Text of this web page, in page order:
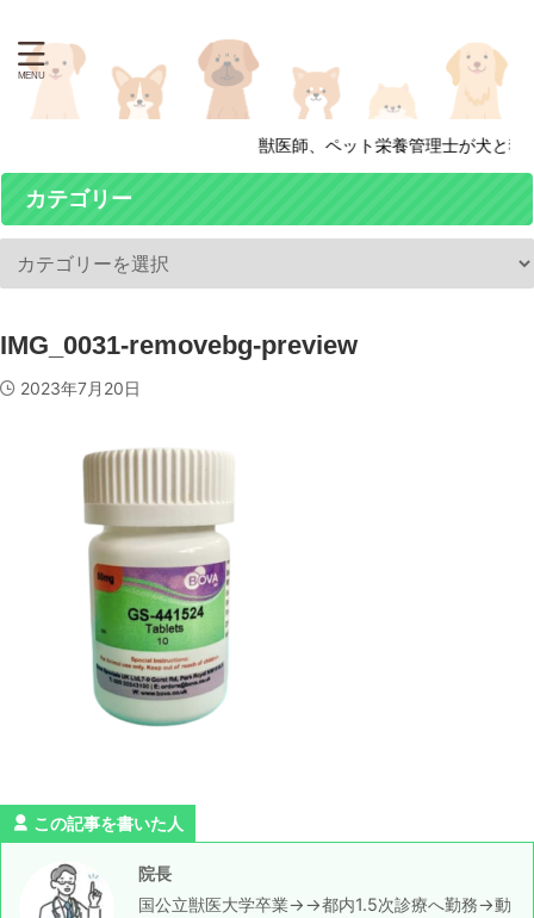
獣医師、ペット栄養管理士が犬と猫
カテゴリー
IMG_0031-removebg-preview
2023年7月20日
この記事を書いた人
院長
国公立獣医大学卒業→→都内1.5次診療へ勤務→動